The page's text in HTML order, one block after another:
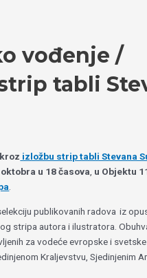
vođenje /
tabli
izložbu strip tabli Stevana
u 18 časova u Objektu
publikovanih radova iz
stripa autora i ilustratora.
za vodeće evropske i
Kraljevstvu, Sjedinjenim